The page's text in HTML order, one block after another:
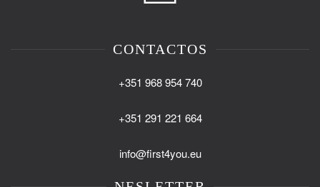
CONTACTOS
+351 968 954 740
+351 291 221 664
info@first4you.eu